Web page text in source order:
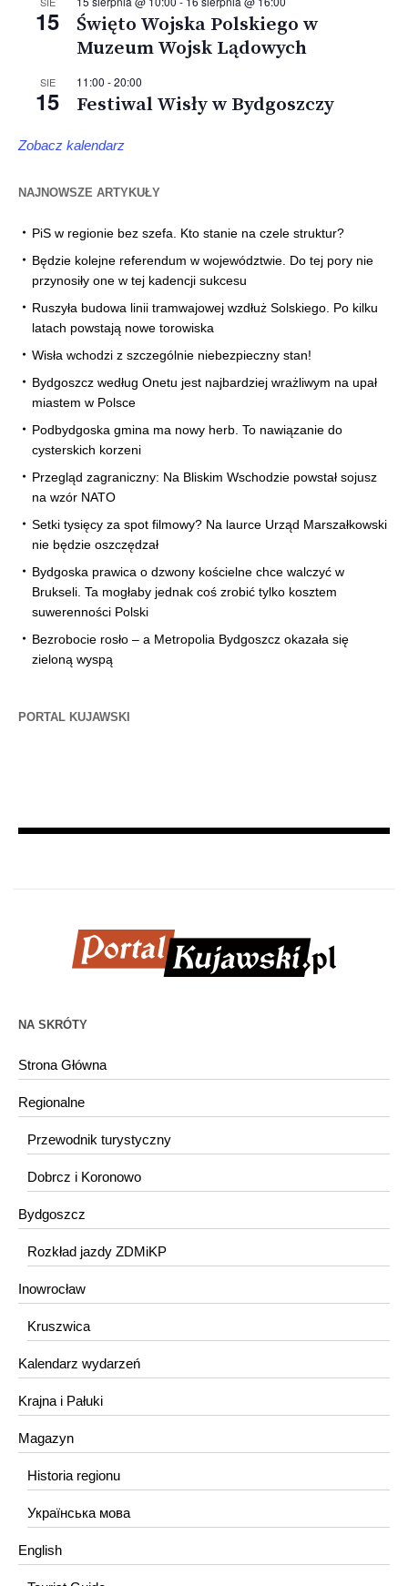
15
Święto Wojska Polskiego w
Muzeum Wojsk Lądowych
SIE
15
11:00 -20:00
Festiwal Wisły w Bydgoszczy
Zobacz kalendarz
NAJNOWSZE ARTYKUŁY
PiS w regionie bez szefa. Kto stanie na czele struktur?
Będzie kolejne referendum w województwie. Do tej pory nie
przynosiły one w tej kadencji sukcesu
Ruszyła budowa linii tramwajowej wzdłuż Solskiego. Po kilku
latach powstają nowe torowiska
Wisła wchodzi z szczególnie niebezpieczny stan!
Bydgoszcz według Onetu jest najbardziej wrażliwym na upał
miastem w Polsce
Podbydgoska gmina ma nowy herb. To nawiązanie do
cysterskich korzeni
Przegląd zagraniczny: Na Bliskim Wschodzie powstał sojusz
na wzór NATO
Setki tysięcy za spot filmowy? Na laurce Urząd Marszałkowski
nie będzie oszczędzał
Bydgoska prawica o dzwony kościelne chce walczyć w
Brukseli. Ta mogłaby jednak coś zrobić tylko kosztem
suwerenności Polski
Bezrobocie rosło – a Metropolia Bydgoszcz okazała się
zieloną wyspą
PORTAL KUJAWSKI
NA SKRÓTY
Strona Główna
Regionalne
Przewodnik turystyczny
Dobrcz i Koronowo
Bydgoszcz
Rozkład jazdy ZDMiKP
Inowrocław
Kruszwica
Kalendarz wydarzeń
Krajna i Pałuki
Magazyn
Historia regionu
Українська мова
English